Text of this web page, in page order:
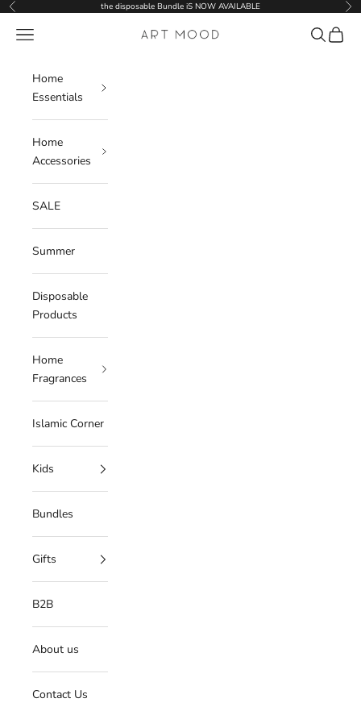
Skip to content
Previous the disposable Bundle iS NOW AVAILABLE
ART MOOD
Navigation menu Search
Cart
Home
Essentials
Home
Accessories
SALE
Summer
Disposable
Products
Home
Fragrances
Islamic Corner
Kids
Bundles
Gifts
B2B
About us
Contact Us